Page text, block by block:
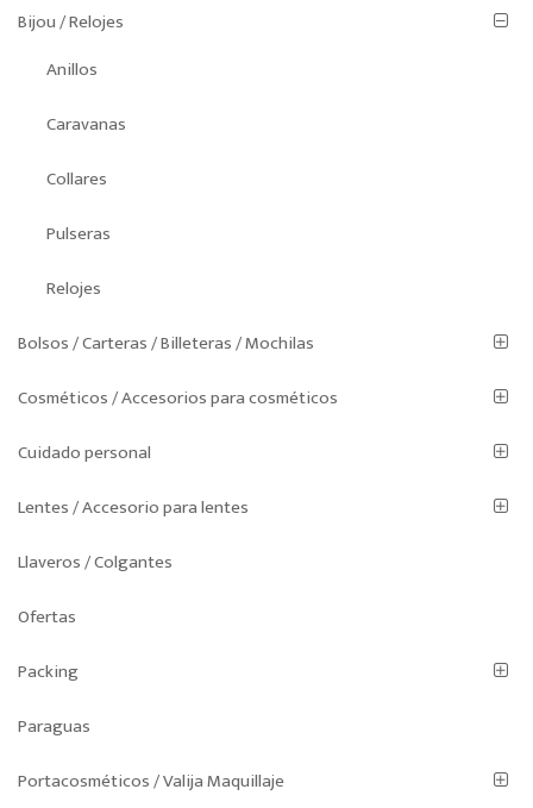
Bijou / Relojes
Anillos
Caravanas
Collares
Pulseras
Relojes
Bolsos / Carteras / Billeteras / Mochilas
Cosméticos / Accesorios para cosméticos
Cuidado personal
Lentes / Accesorio para lentes
Llaveros / Colgantes
Ofertas
Packing
Paraguas
Portacosméticos / Valija Maquillaje